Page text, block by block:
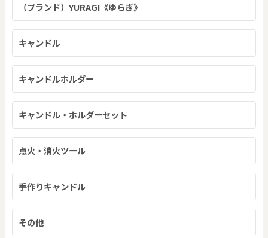
（ブランド）YURAGI《ゆらぎ》
キャンドル
キャンドルホルダー
キャンドル・ホルダーセット
点火・消火ツール
手作りキャンドル
その他